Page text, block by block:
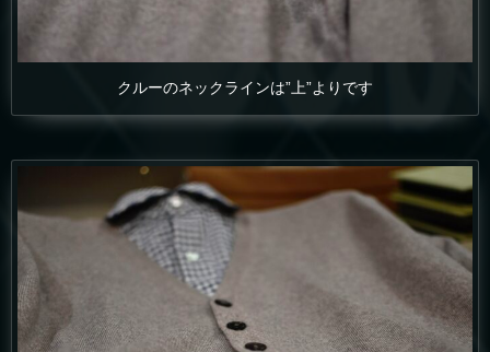
クルーのネックラインは”上”よりです